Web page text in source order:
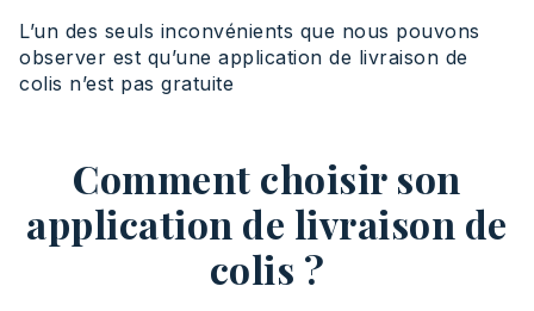
L’un des seuls inconvénients que nous pouvons
observer est qu’une application de livraison de
colis n’est pas gratuite
Comment choisir son
application de livraison de
colis ?